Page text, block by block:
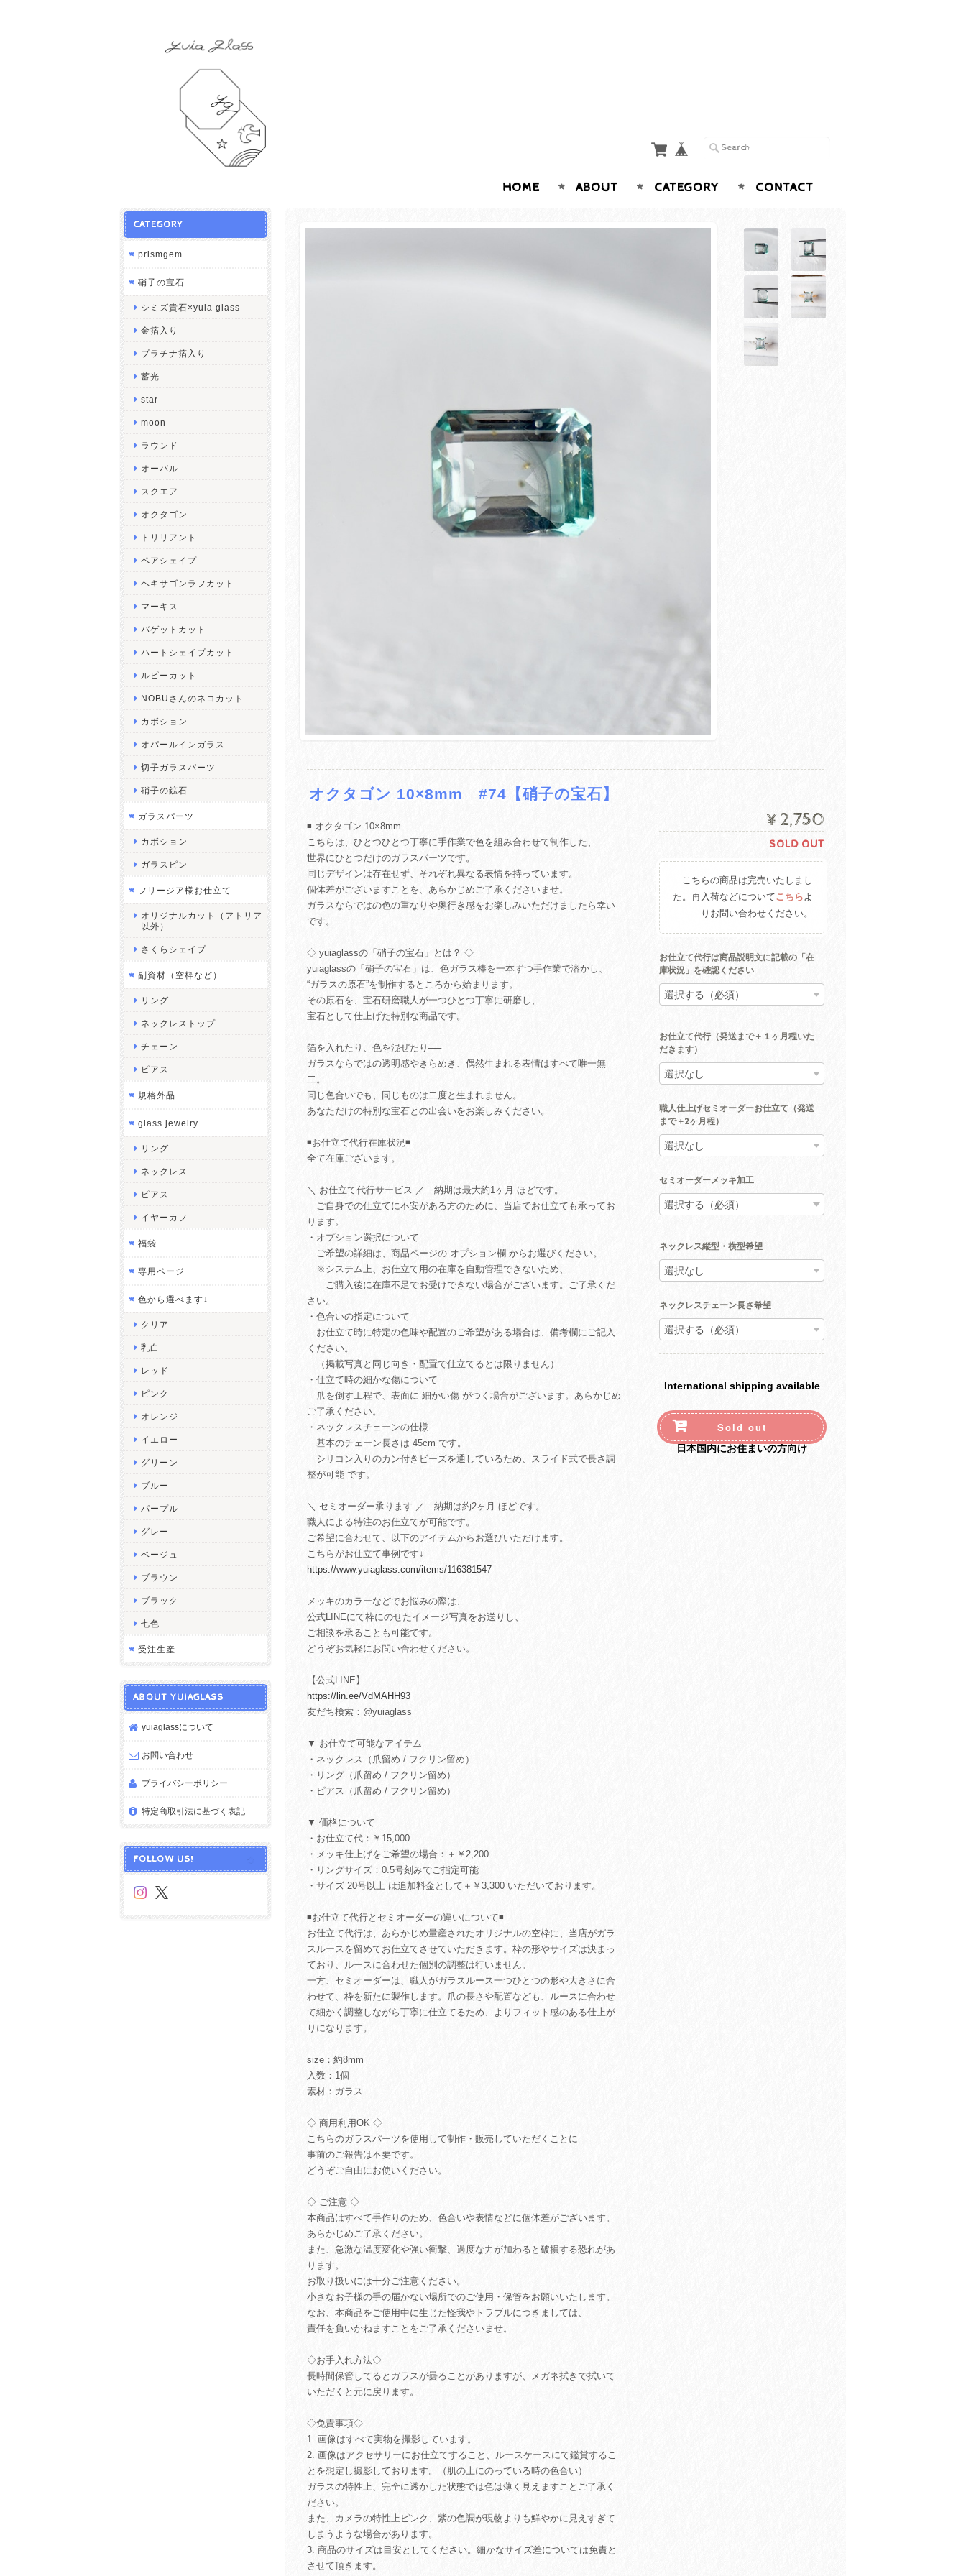
HOME ABOUT CATEGORY CONTACT
オクタゴン 10×8mm #74【硝子の宝石】
◾️ オクタゴン 10×8mm
こちらは、ひとつひとつ丁寧に手作業で色を組み合わせて制作した、
世界にひとつだけのガラスパーツです。
同じデザインは存在せず、それぞれ異なる表情を持っています。
個体差がございますことを、あらかじめご了承くださいませ。
ガラスならではの色の重なりや奥行き感をお楽しみいただけましたら幸い
です。
◇ yuiaglassの「硝子の宝石」とは？ ◇
yuiaglassの「硝子の宝石」は、色ガラス棒を一本ずつ手作業で溶かし、
“ガラスの原石”を制作するところから始まります。
その原石を、宝石研磨職人が一つひとつ丁寧に研磨し、
宝石として仕上げた特別な商品です。
箔を入れたり、色を混ぜたり──
ガラスならではの透明感やきらめき、偶然生まれる表情はすべて唯一無
二。
同じ色合いでも、同じものは二度と生まれません。
あなただけの特別な宝石との出会いをお楽しみください。
◾️お仕立て代行在庫状況◾️
全て在庫ございます。
＼ お仕立て代行サービス ／ 納期は最大約1ヶ月 ほどです。
ご自身での仕立てに不安がある方のために、当店でお仕立ても承ってお
ります。
・オプション選択について
ご希望の詳細は、商品ページの オプション欄 からお選びください。
※システム上、お仕立て用の在庫を自動管理できないため、
ご購入後に在庫不足でお受けできない場合がございます。ご了承くだ
さい。
・色合いの指定について
お仕立て時に特定の色味や配置のご希望がある場合は、備考欄にご記入
ください。
（掲載写真と同じ向き・配置で仕立てるとは限りません）
・仕立て時の細かな傷について
爪を倒す工程で、表面に 細かい傷 がつく場合がございます。あらかじめ
ご了承ください。
・ネックレスチェーンの仕様
基本のチェーン長さは 45cm です。
シリコン入りのカン付きビーズを通しているため、スライド式で長さ調
整が可能 です。
＼ セミオーダー承ります ／ 納期は約2ヶ月 ほどです。
職人による特注のお仕立てが可能です。
ご希望に合わせて、以下のアイテムからお選びいただけます。
こちらがお仕立て事例です↓
https://www.yuiaglass.com/items/116381547
メッキのカラーなどでお悩みの際は、
公式LINEにて枠にのせたイメージ写真をお送りし、
ご相談を承ることも可能です。
どうぞお気軽にお問い合わせください。
【公式LINE】
https://lin.ee/VdMAHH93
友だち検索：@yuiaglass
▼ お仕立て可能なアイテム
・ネックレス（爪留め / フクリン留め）
・リング（爪留め / フクリン留め）
・ピアス（爪留め / フクリン留め）
▼ 価格について
・お仕立て代：￥15,000
・メッキ仕上げをご希望の場合：＋￥2,200
・リングサイズ：0.5号刻みでご指定可能
・サイズ 20号以上 は追加料金として＋￥3,300 いただいております。
◾️お仕立て代行とセミオーダーの違いについて◾️
お仕立て代行は、あらかじめ量産されたオリジナルの空枠に、当店がガラ
スルースを留めてお仕立てさせていただきます。枠の形やサイズは決まっ
ており、ルースに合わせた個別の調整は行いません。
一方、セミオーダーは、職人がガラスルース一つひとつの形や大きさに合
わせて、枠を新たに製作します。爪の長さや配置なども、ルースに合わせ
て細かく調整しながら丁寧に仕立てるため、よりフィット感のある仕上が
りになります。
size：約8mm
入数：1個
素材：ガラス
◇ 商用利用OK ◇
こちらのガラスパーツを使用して制作・販売していただくことに
事前のご報告は不要です。
どうぞご自由にお使いください。
◇ ご注意 ◇
本商品はすべて手作りのため、色合いや表情などに個体差がございます。
あらかじめご了承ください。
また、急激な温度変化や強い衝撃、過度な力が加わると破損する恐れがあ
ります。
お取り扱いには十分ご注意ください。
小さなお子様の手の届かない場所でのご使用・保管をお願いいたします。
なお、本商品をご使用中に生じた怪我やトラブルにつきましては、
責任を負いかねますことをご了承くださいませ。
◇お手入れ方法◇
長時間保管してるとガラスが曇ることがありますが、メガネ拭きで拭いて
いただくと元に戻ります。
◇免責事項◇
1. 画像はすべて実物を撮影しています。
2. 画像はアクセサリーにお仕立てすること、ルースケースにて鑑賞するこ
とを想定し撮影しております。（肌の上にのっている時の色合い）
ガラスの特性上、完全に透かした状態では色は薄く見えますことご了承く
ださい。
また、カメラの特性上ピンク、紫の色調が現物よりも鮮やかに見えすぎて
しまうような場合があります。
3. 商品のサイズは目安としてください。細かなサイズ差については免責と
させて頂きます。
¥2,750
SOLD OUT
こちらの商品は完売いたしまし
た。再入荷などについてこちらよ
りお問い合わせください。
お仕立て代行は商品説明文に記載の「在
庫状況」を確認ください
お仕立て代行（発送まで＋１ヶ月程いた
だきます）
職人仕上げセミオーダーお仕立て（発送
まで＋2ヶ月程）
セミオーダーメッキ加工
ネックレス縦型・横型希望
ネックレスチェーン長さ希望
International shipping available
Sold out
日本国内にお住まいの方向け
CATEGORY
prismgem
硝子の宝石
シミズ貴石×yuia glass
金箔入り
プラチナ箔入り
蓄光
star
moon
ラウンド
オーバル
スクエア
オクタゴン
トリリアント
ペアシェイプ
ヘキサゴンラフカット
マーキス
バゲットカット
ハートシェイプカット
ルピーカット
NOBUさんのネコカット
カボション
オパールインガラス
切子ガラスパーツ
硝子の鉱石
ガラスパーツ
カボション
ガラスピン
フリージア様お仕立て
オリジナルカット（アトリア
以外）
さくらシェイプ
副資材（空枠など）
リング
ネックレストップ
チェーン
ピアス
規格外品
glass jewelry
リング
ネックレス
ピアス
イヤーカフ
福袋
専用ページ
色から選べます↓
クリア
乳白
レッド
ピンク
オレンジ
イエロー
グリーン
ブルー
パープル
グレー
ベージュ
ブラウン
ブラック
七色
受注生産
ABOUT YUIAGLASS
yuiaglassについて
お問い合わせ
プライバシーポリシー
特定商取引法に基づく表記
FOLLOW US!